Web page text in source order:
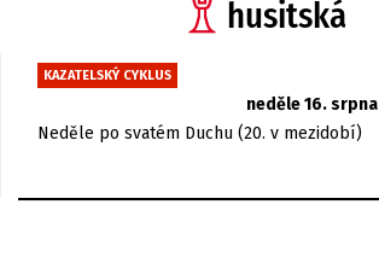
KAZATELSKÝ CYKLUS
neděle 16. srpna
Neděle po svatém Duchu (20. v mezidobí)